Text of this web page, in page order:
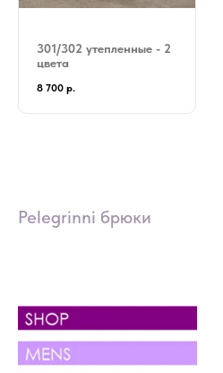
301/302 утепленные - 2
цвета
8 700 р.
Pelegrinni брюки